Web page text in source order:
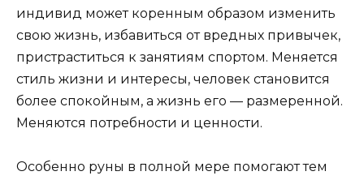
индивид может коренным образом изменить
свою жизнь, избавиться от вредных привычек,
пристраститься к занятиям спортом. Меняется
стиль жизни и интересы, человек становится
более спокойным, а жизнь его — размеренной.
Меняются потребности и ценности.
Особенно руны в полной мере помогают тем